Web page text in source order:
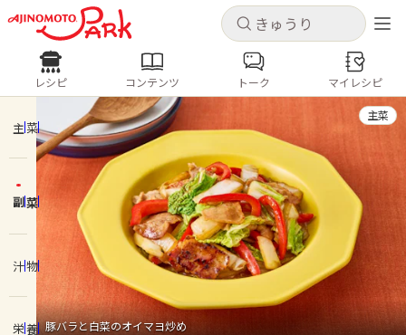
キャンセル
ログインするとレシピを保存できます
ログイン 新規登録
ホーム
コンテンツ
レシピ
キャンセル
レシピ コンテンツ
人気の食材・レシピ
きゅうり なす トマト
とうもろこし
ピーマン
みょうが ゴーヤ
レシピ コンテンツ トーク マイレシピ
主菜
副菜
汁物
栄養 豚バラと白菜のオイマヨ炒め
主菜